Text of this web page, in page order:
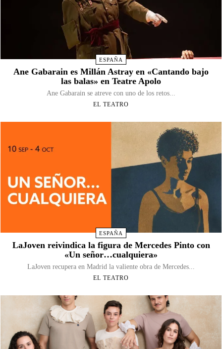
ESPAÑA
Ane Gabarain es Millán Astray en «Cantando bajo
las balas» en Teatre Apolo
Ane Gabarain se atreve con uno de los retos...
EL TEATRO
ESPAÑA
LaJoven reivindica la figura de Mercedes Pinto con
«Un señor…cualquiera»
LaJoven recupera en Madrid la valiente obra de Mercedes...
EL TEATRO